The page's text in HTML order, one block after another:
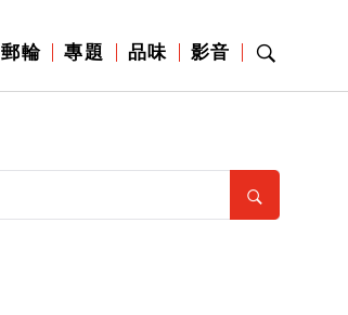
郵輪 專題 品味 影音